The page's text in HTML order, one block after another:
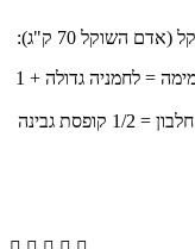
השוקל 70 ק"ג):
1 גרם פחמימות X 70 ק"ג = 70 גרם פחמימה = לחמניה גדולה + 1
0.25 גרם חלבון X 70 ק"ג = 17-18 גרם חלבון = 1/2 קופסת גבינה